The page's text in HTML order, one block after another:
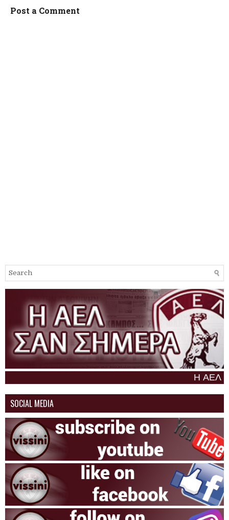
Post a Comment
Η ΑΕΛ σαν
SOCIAL MEDIA